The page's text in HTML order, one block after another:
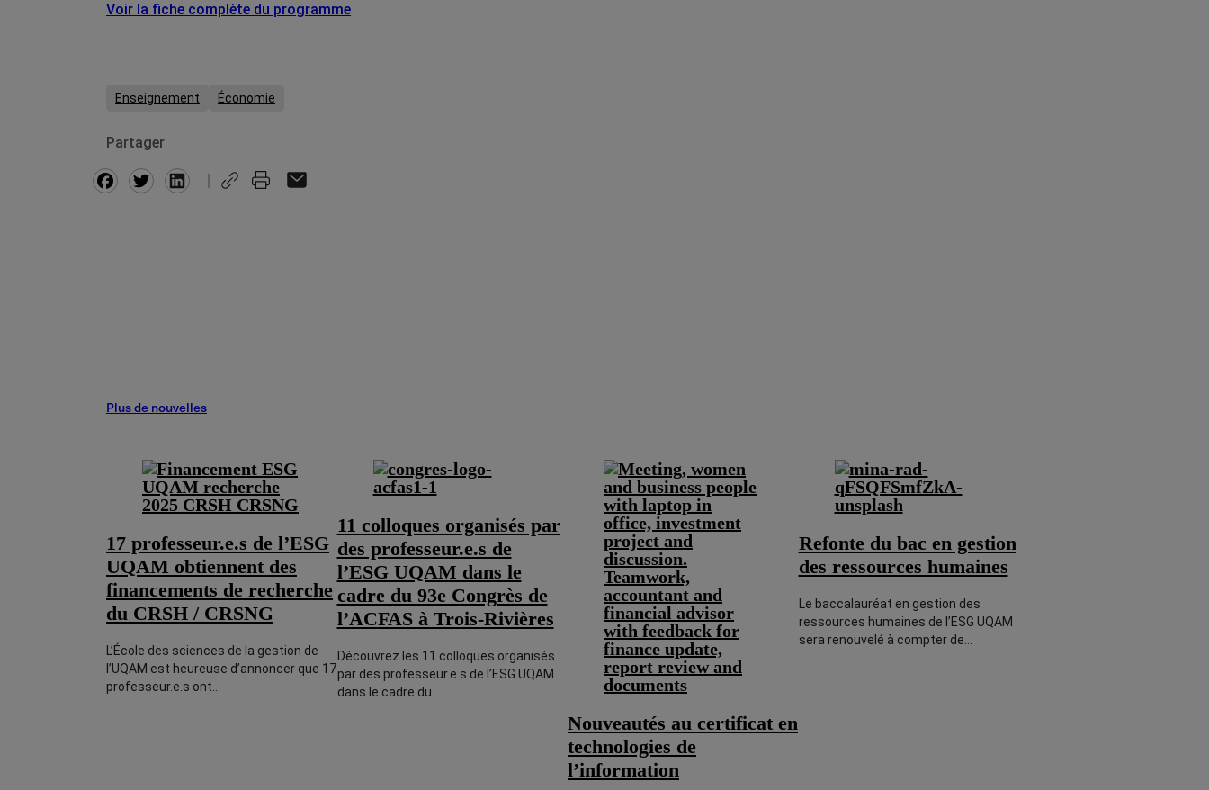
Voir la fiche complète du programme
Enseignement Économie
Partager
Facebook
Twitter
Plus de nouvelles
17 professeur.e.s de l’ESG
UQAM obtiennent des
financements de recherche
du CRSH / CRSNG
L’École des sciences de la gestion de
l’UQAM est heureuse d’annoncer que 17
professeur.e.s ont…
11 colloques organisés par
des professeur.e.s de
l’ESG UQAM dans le
cadre du 93e Congrès de
l’ACFAS à Trois-Rivières
Découvrez les 11 colloques organisés
par des professeur.e.s de l’ESG UQAM
dans le cadre du…
Nouveautés au certificat en
technologies de
l’information
Refonte du bac en gestion
des ressources humaines
Le baccalauréat en gestion des
ressources humaines de l’ESG UQAM
sera renouvelé à compter de…